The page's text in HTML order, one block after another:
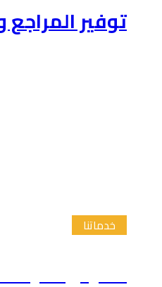
توفير المراجع
خدماتنا
تلخيص